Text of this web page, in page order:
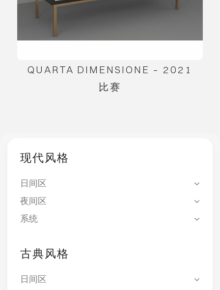
QUARTA DIMENSIONE – 2021
比赛
现代风格
日间区
夜间区
系统
古典风格
日间区